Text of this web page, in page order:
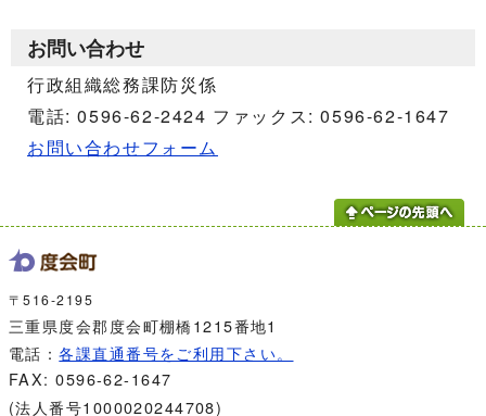
お問い合わせ
行政組織総務課防災係
電話: 0596-62-2424 ファックス: 0596-62-1647
お問い合わせフォーム
〒516-2195
三重県度会郡度会町棚橋1215番地1
電話：各課直通番号をご利用下さい。
FAX: 0596-62-1647
(法人番号1000020244708)